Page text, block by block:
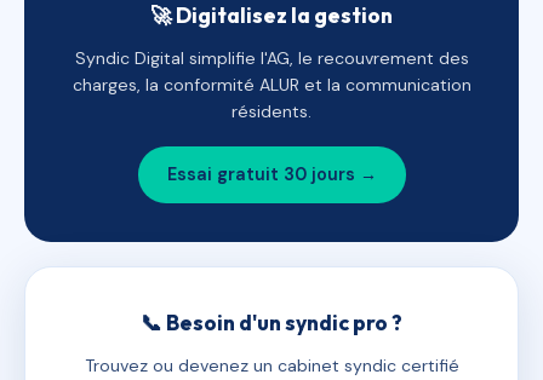
🚀 Digitalisez la gestion
Syndic Digital simplifie l'AG, le recouvrement des
charges, la conformité ALUR et la communication
résidents.
Essai gratuit 30 jours →
📞 Besoin d'un syndic pro ?
Trouvez ou devenez un cabinet syndic certifié